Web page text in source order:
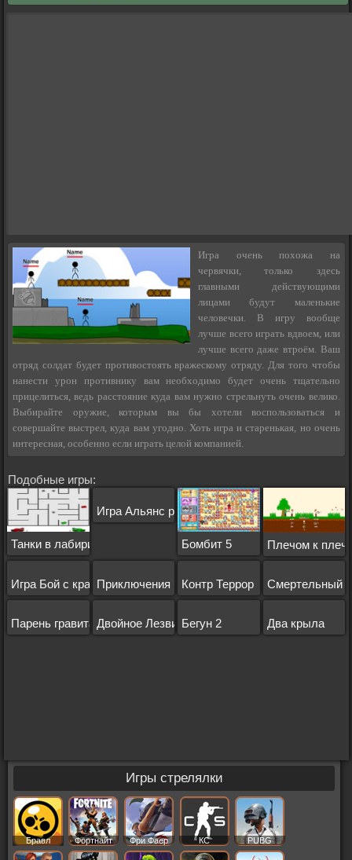
Игра очень похожа на
червячки, только здесь
главными действующими
лицами будут маленькие
человечки. В игру вообще
лучше всего играть вдвоем, или
лучше всего даже втроём. Ваш
отряд солдат будет противостоять вражескому отряду. Для того чтобы
нанести урон противнику вам необходимо будет очень тщательно
прицелиться, ведь расстояние куда вам нужно стрельнуть очень велико.
Выбирайте оружие, которым вы бы хотели воспользоваться и
совершайте выстрел, куда вам угодно. Хоть игра и старенькая, но очень
интересная, особенно если играть целой компанией.
Подобные игры:
Танки в лабиринте 1
Игра Альянс роботов
Бомбит 5 Плечом к
Игра Бой с краскойПриключения Мороженки
Контр Террор Смертельный
Парень гравитацияДвойное ЛезвиеБегун 2 Два крыла
Игры стрелялки
Бравл
Старс
Фортнайт Фри Фаер КС PUBG